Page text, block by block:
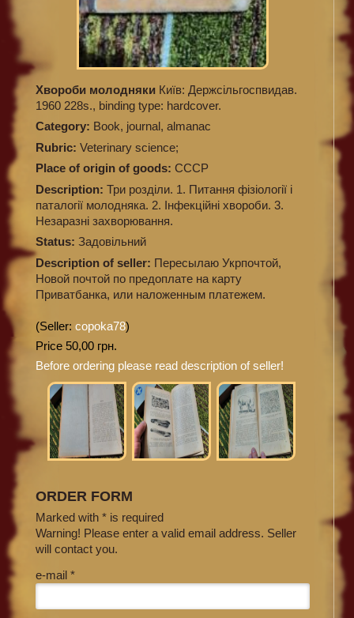
Хвороби молодняки Київ: Держсільгоспвидав.
1960 228s., binding type: hardcover.
Category: Book, journal, almanac
Rubric: Veterinary science;
Place of origin of goods: СССР
Description: Три розділи. 1. Питання фізіології і
паталогії молодняка. 2. Інфекційні хвороби. 3.
Незаразні захворювання.
Status: Задовільний
Description of seller: Пересылаю Укрпочтой,
Новой почтой по предоплате на карту
Приватбанка, или наложенным платежем.
(Seller: copoka78)
Price 50,00 грн.
Before ordering please read description of seller!
ORDER FORM
Marked with * is required
Warning! Please enter a valid email address. Seller
will contact you.
e-mail *